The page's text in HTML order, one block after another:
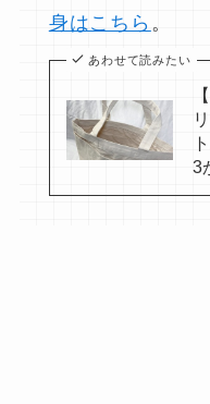
身はこちら 。
あわせて読みたい
3